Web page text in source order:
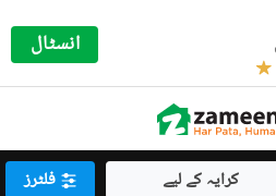
انسٹال
کرایہ کے لیے فلٹرز